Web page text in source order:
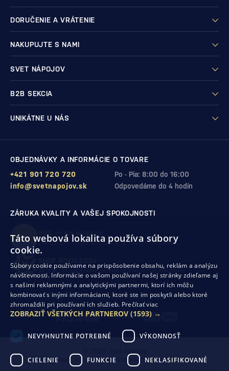
DORUČENIE A VRÁTENIE
NAKUPUJTE S NAMI
SVET NÁPOJOV
B2B SEKCIA
UNIKÁTNE U NÁS
OBJEDNÁVKY A INFORMÁCIE O TOVARE
Po - Pia: 8:00 do 16:00
+421 901 720 720
Odpovedáme do 4 hodín
info@svetnapojov.sk
ZÁRUKA KVALITY A VAŠEJ SPOKOJNOSTI
99% (11 978 RECENZIÍ)
zákazníkov odporúča nákup v našom obchode
10. rok po sebesme získali ocenenie od Heureka
Ochrana osobných údajovObchodné podmienky
Odstúpenie od zmluvy
Tvorba výkonných internetových obchodov odRIESENIA
Táto webová lokalita používa súbory
cookie.
Súbory cookie používame na prispôsobenie obsahu, reklám a analýzu
návštevnosti. Informácie o vašom používaní našej stránky zdieľame aj
s našimi reklamnými a analytickými partnermi, ktorí ich môžu
kombinovať s inými informáciami, ktoré ste im poskytli alebo ktoré
zhromaždili pri používaní ich služieb. Prečítať viac
ZOBRAZIŤ VŠETKÝCH PARTNEROV (1593) →
NEVYHNUTNE POTREBNÉ VÝKONNOSŤ
CIELENIE FUNKCIE NEKLASIFIKOVANÉ